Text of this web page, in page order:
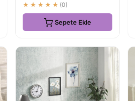
★★★★★ (0)
Sepete Ekle